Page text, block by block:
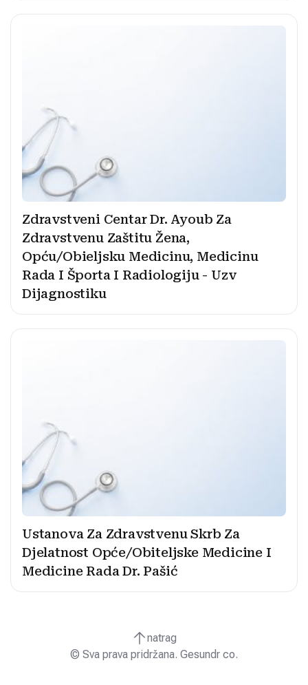
Zdravstveni Centar Dr. Ayoub Za
Zdravstvenu Zaštitu Žena,
Opću/Obieljsku Medicinu, Medicinu
Rada I Športa I Radiologiju - Uzv
Dijagnostiku
Ustanova Za Zdravstvenu Skrb Za
Djelatnost Opće/Obiteljske Medicine I
Medicine Rada Dr. Pašić
natrag
© Sva prava pridržana. Gesundr co.